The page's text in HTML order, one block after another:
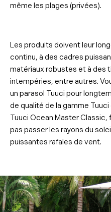
même les plages (privées).
Les produits doivent leur
continu, à des cadres
matériaux robustes et à des
intempéries, entre autres.
un parasol Tuuci pour
de qualité de la gamme
Tuuci Ocean Master Classic,
pas passer les rayons du
puissantes rafales de vent.